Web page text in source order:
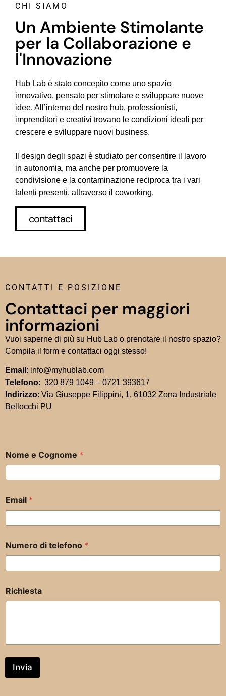
CHI SIAMO
Un Ambiente Stimolante
per la Collaborazione e
l'Innovazione
Hub Lab è stato concepito come uno spazio
innovativo, pensato per stimolare e sviluppare nuove
idee. All’interno del nostro hub, professionisti,
imprenditori e creativi trovano le condizioni ideali per
crescere e sviluppare nuovi business.
Il design degli spazi è studiato per consentire il lavoro
in autonomia, ma anche per promuovere la
condivisione e la contaminazione reciproca tra i vari
talenti presenti, attraverso il coworking.
contattaci
CONTATTI E POSIZIONE
Contattaci per maggiori
informazioni
Vuoi saperne di più su Hub Lab o prenotare il nostro spazio?
Compila il form e contattaci oggi stesso!
Email : info@myhublab.com
Telefono: 320 879 1049 – 0721 393617
Indirizzo: Via Giuseppe Filippini, 1, 61032 Zona Industriale
Bellocchi PU
Nome e Cognome *
Email *
Numero di telefono *
Richiesta
Invia